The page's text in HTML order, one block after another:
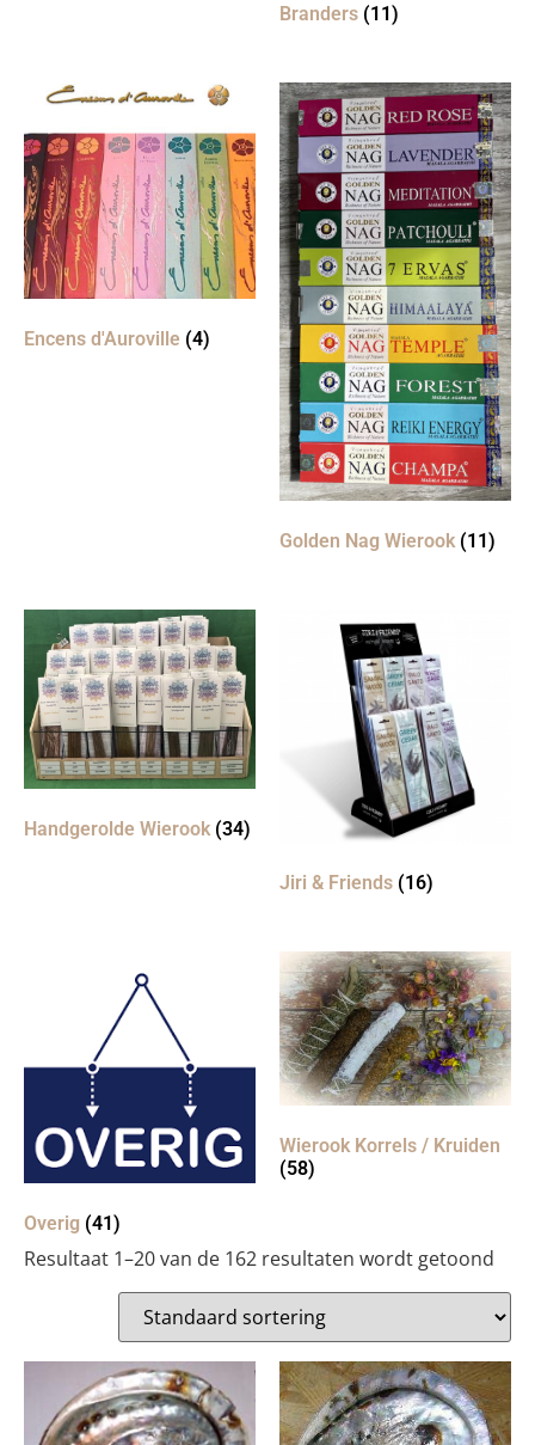
Branders (11)
Encens d'Auroville (4)
Golden Nag Wierook (11)
Handgerolde Wierook (34)
Jiri & Friends (16)
Overig (41)
Wierook Korrels / Kruiden
(58)
Resultaat 1–20 van de 162 resultaten wordt getoond